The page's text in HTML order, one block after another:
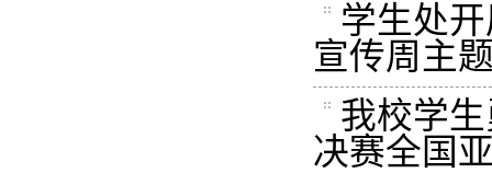
学生处
宣传周主
我校学
决赛全国